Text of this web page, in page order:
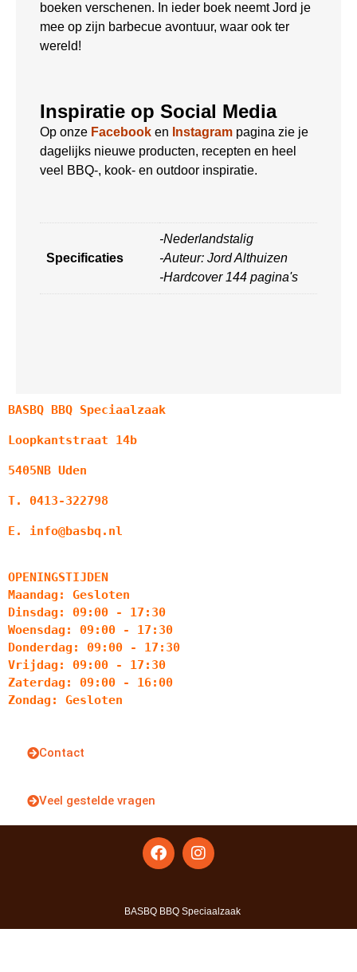
boeken verschenen. In ieder boek neemt Jord je
mee op zijn barbecue avontuur, waar ook ter
wereld!
Inspiratie op Social Media
Op onze Facebook en Instagram pagina zie je
dagelijks nieuwe producten, recepten en heel
veel BBQ-, kook- en outdoor inspiratie.
Specificaties
-Nederlandstalig
-Auteur: Jord Althuizen
-Hardcover 144 pagina's
BASBQ BBQ Speciaalzaak
Loopkantstraat 14b
5405NB Uden
T. 0413-322798
E. info@basbq.nl
OPENINGSTIJDEN
Maandag: Gesloten
Dinsdag: 09:00 - 17:30
Woensdag: 09:00 - 17:30
Donderdag: 09:00 - 17:30
Vrijdag: 09:00 - 17:30
Zaterdag: 09:00 - 16:00
Zondag: Gesloten
Contact
Veel gestelde vragen
BASBQ BBQ Speciaalzaak